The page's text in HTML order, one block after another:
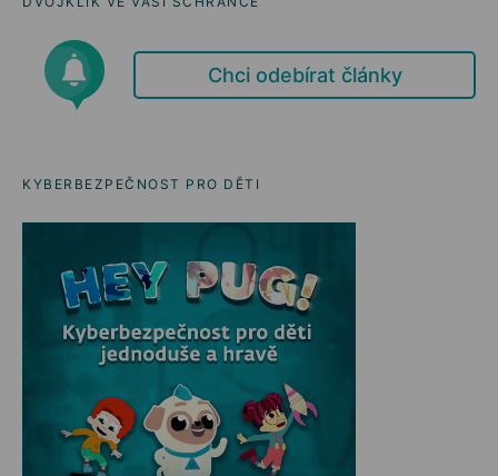
Chci odebírat články
KYBERBEZPEČNOST PRO DĚTI